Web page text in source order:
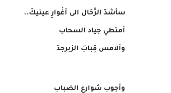
سأشدّ الرِّحَال الى أغْوارِ عينيكَ..
أمتطي جياد السحاب
وألامس قِبابَ الزبرجدْ
وأجوب شوارع الضباب